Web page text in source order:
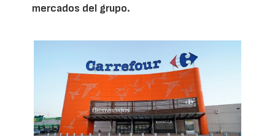
mercados del grupo.